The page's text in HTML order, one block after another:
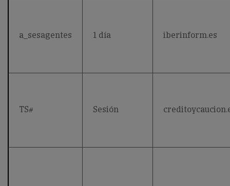
a_sesagentes 1 día iberinform.es
TS# Sesión